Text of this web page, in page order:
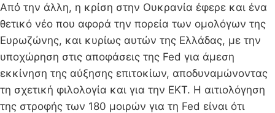
Από την άλλη, η κρίση στην Ουκρανία έφερε και ένα
θετικό νέο που αφορά την πορεία των ομολόγων της
Ευρωζώνης, και κυρίως αυτών της Ελλάδας, με την
υποχώρηση στις αποφάσεις της Fed για άμεση
εκκίνηση της αύξησης επιτοκίων, αποδυναμώνοντας
τη σχετική φιλολογία και για την ΕΚΤ. Η αιτιολόγηση
της στροφής των 180 μοιρών για τη Fed είναι ότι